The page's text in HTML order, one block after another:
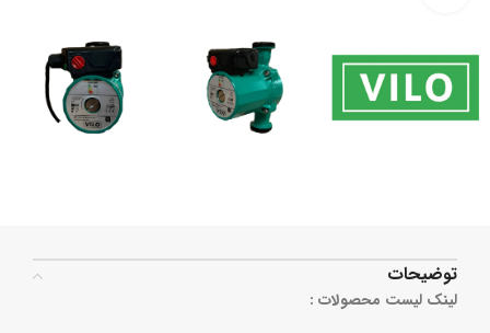
توضیحات
لینک لیست محصولات :